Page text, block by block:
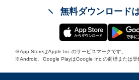
無料ダウンロード
※App StoreはApple Inc.のサービスマークです。
※Android、Google PlayはGoogle Inc.の商標または登